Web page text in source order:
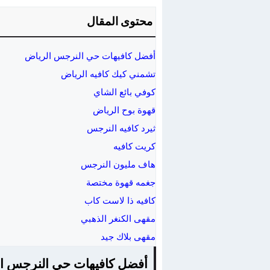
محتوى المقال
أفضل كافيهات حي النرجس الرياض
تشمني كيك كافيه الرياض
كوفي بائع الشاي
قهوة بوح الرياض
ثيرد كافيه النرجس
كريت كافيه
هاف مليون النرجس
جغمه قهوة مختصة
كافيه ذا لاست كاب
مقهى الكنغر الذهبي
مقهى بلاك جيد
أفضل كافيهات حي النرجس